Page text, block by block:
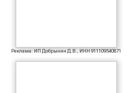
Реклама: ИП Добрынин Д.В., ИНН 911109540871